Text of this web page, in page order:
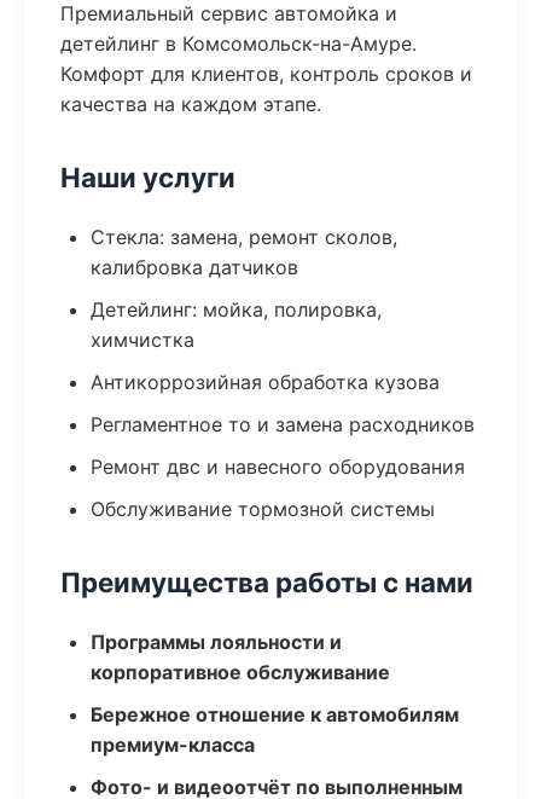
Премиальный сервис автомойка и
детейлинг в Комсомольск-на-Амуре.
Комфорт для клиентов, контроль сроков и
качества на каждом этапе.
Наши услуги
Стекла: замена, ремонт сколов,
калибровка датчиков
Детейлинг: мойка, полировка,
химчистка
Антикоррозийная обработка кузова
Регламентное то и замена расходников
Ремонт двс и навесного оборудования
Обслуживание тормозной системы
Преимущества работы с нами
Программы лояльности и
корпоративное обслуживание
Бережное отношение к автомобилям
премиум-класса
Фото- и видеоотчёт по выполненным